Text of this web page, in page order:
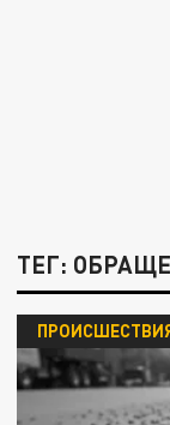
ТЕГ: